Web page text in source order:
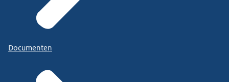
Documenten